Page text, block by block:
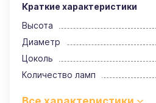
Краткие характеристики
Высота
Диаметр
Цоколь
Количество ламп